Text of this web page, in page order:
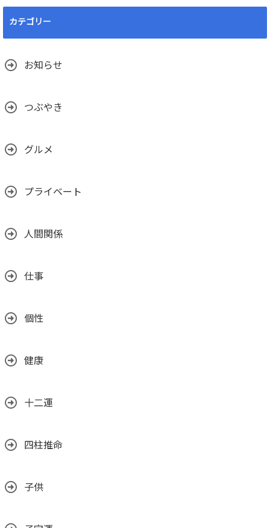
カテゴリー
お知らせ
つぶやき
グルメ
プライベート
人間関係
仕事
個性
健康
十二運
四柱推命
子供